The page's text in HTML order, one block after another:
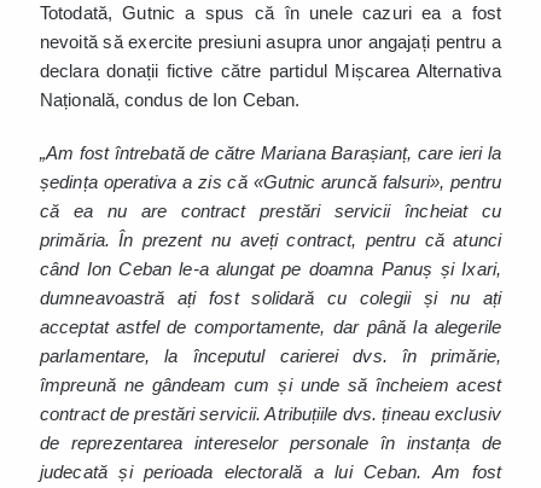
Totodată, Gutnic a spus că în unele cazuri ea a fost
nevoită să exercite presiuni asupra unor angajați pentru a
declara donații fictive către partidul Mișcarea Alternativa
Națională, condus de Ion Ceban.
„Am fost întrebată de către Mariana Barașianț, care ieri la
ședința operativa a zis că «Gutnic aruncă falsuri», pentru
că ea nu are contract prestări servicii încheiat cu
primăria. În prezent nu aveți contract, pentru că atunci
când Ion Ceban le-a alungat pe doamna Panuș și Ixari,
dumneavoastră ați fost solidară cu colegii și nu ați
acceptat astfel de comportamente, dar până la alegerile
parlamentare, la începutul carierei dvs. în primărie,
împreună ne gândeam cum și unde să încheiem acest
contract de prestări servicii. Atribuțiile dvs. țineau exclusiv
de reprezentarea intereselor personale în instanța de
judecată și perioada electorală a lui Ceban. Am fost